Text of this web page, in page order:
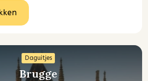
Daguitjes
Brugge